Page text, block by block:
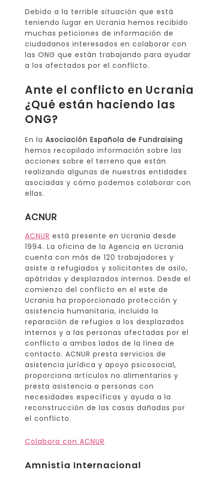
Debido a la terrible situación que está
teniendo lugar en Ucrania hemos recibido
muchas peticiones de información de
ciudadanos interesados en colaborar con
las ONG que están trabajando para ayudar
a los afectados por el conflicto.
Ante el conflicto en Ucrania
¿Qué están haciendo las
ONG?
En la Asociación Española de Fundraising
hemos recopilado información sobre las
acciones sobre el terreno que están
realizando algunas de nuestras entidades
asociadas y cómo podemos colaborar con
ellas.
ACNUR
ACNUR está presente en Ucrania desde
1994. La oficina de la Agencia en Ucrania
cuenta con más de 120 trabajadores y
asiste a refugiados y solicitantes de asilo,
apátridas y desplazados internos. Desde el
comienzo del conflicto en el este de
Ucrania ha proporcionado protección y
asistencia humanitaria, incluida la
reparación de refugios a los desplazados
internos y a las personas afectadas por el
conflicto a ambos lados de la línea de
contacto. ACNUR presta servicios de
asistencia jurídica y apoyo psicosocial,
proporciona artículos no alimentarios y
presta asistencia a personas con
necesidades específicas y ayuda a la
reconstrucción de las casas dañadas por
el conflicto.
Colabora con ACNUR
Amnistía Internacional